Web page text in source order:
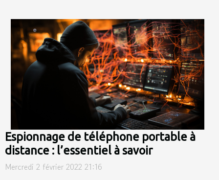
Espionnage de téléphone portable à
distance : l’essentiel à savoir
Mercredi 2 février 2022 21:16